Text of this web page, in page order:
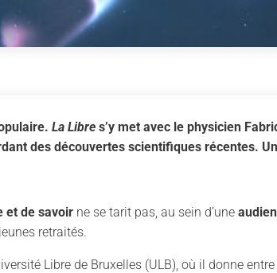
La Libre s’y met avec le physicien
des découvertes scientifiques récentes.
et de savoir ne se tarit pas, au sein d’une
retraités.
Libre de Bruxelles (ULB), où il donne